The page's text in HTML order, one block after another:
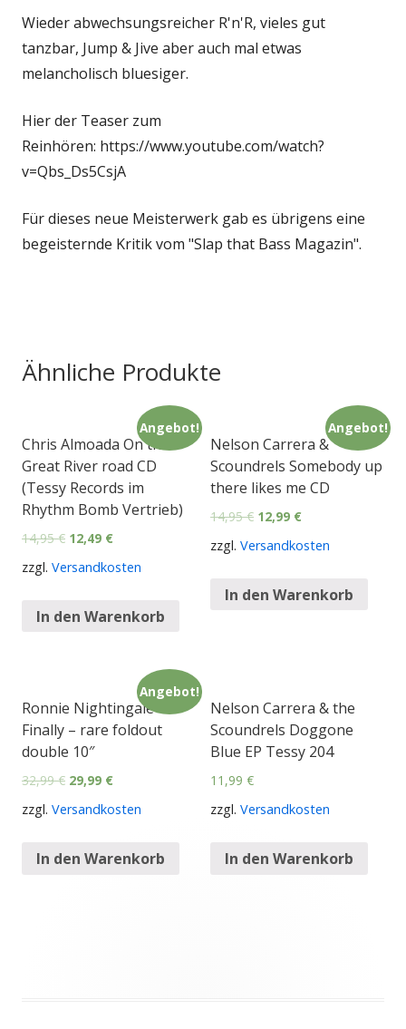
Wieder abwechsungsreicher R'n'R, vieles gut
tanzbar, Jump & Jive aber auch mal etwas
melancholisch bluesiger.
Hier der Teaser zum
Reinhören: https://www.youtube.com/watch?
v=Qbs_Ds5CsjA
Für dieses neue Meisterwerk gab es übrigens eine
begeisternde Kritik vom "Slap that Bass Magazin".
Ähnliche Produkte
Angebot!
Chris Almoada On the
Great River road CD
(Tessy Records im
Rhythm Bomb Vertrieb)
14,95€ 12,49 €
zzgl. Versandkosten
In den Warenkorb
Angebot!
Nelson Carrera &
Scoundrels Somebody up
there likes me CD
14,95€ 12,99 €
zzgl. Versandkosten
In den Warenkorb
Angebot!
Ronnie Nightingale
Finally – rare foldout
double 10″
32,99€ 29,99 €
zzgl. Versandkosten
In den Warenkorb
Nelson Carrera & the
Scoundrels Doggone
Blue EP Tessy 204
11,99 €
zzgl. Versandkosten
In den Warenkorb